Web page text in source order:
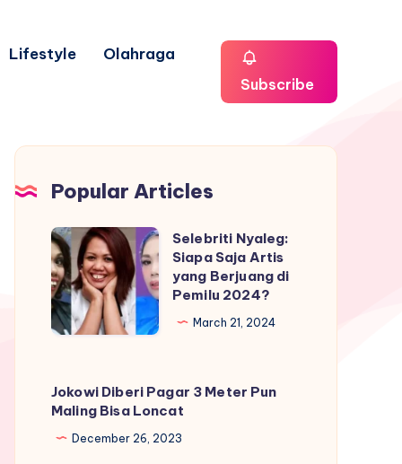
Lifestyle
Olahraga
Subscribe
Popular Articles
Selebriti
Nyaleg:
Siapa
Saja
Artis
Berjuang
di
Pemilu
Selebriti Nyaleg:
Siapa Saja Artis
yang Berjuang di
Pemilu 2024?
March 21, 2024
Jokowi Diberi Pagar 3 Meter Pun
Maling Bisa Loncat
December 26, 2023